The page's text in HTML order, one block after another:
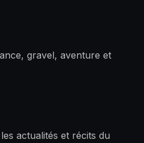
gravel, aventure et
actualités et récits du